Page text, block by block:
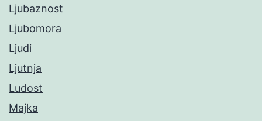
Ljubaznost
Ljubomora
Ljudi
Ljutnja
Ludost
Majka